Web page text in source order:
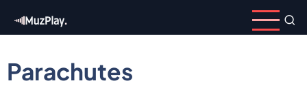
para
conteúdo
principal
Parachutes